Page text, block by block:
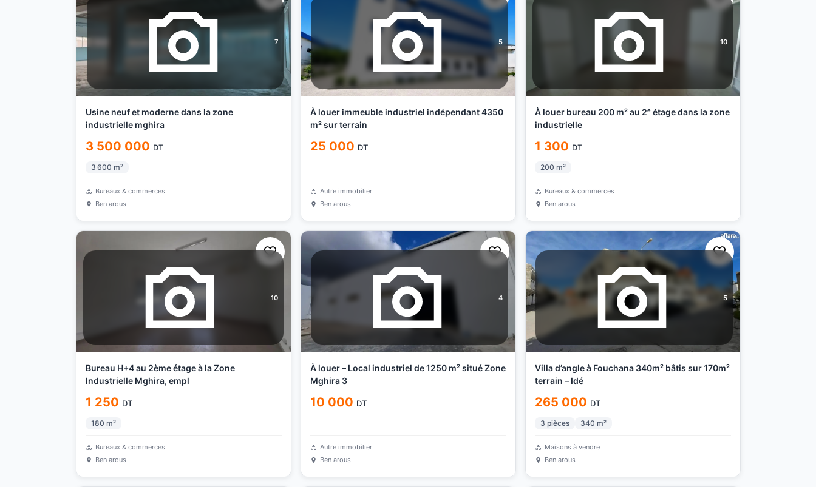
7
Usine neuf et moderne dans la zone
industrielle mghira
3 500 000 DT
3 600 m²
Bureaux & commerces
Ben arous
5
À louer immeuble industriel indépendant 4350
m² sur terrain
25 000 DT
Autre immobilier
Ben arous
10
À louer bureau 200 m² au 2ᵉ étage dans la zone
industrielle
1 300 DT
200 m²
Bureaux & commerces
Ben arous
10
Bureau H+4 au 2ème étage à la Zone
Industrielle Mghira, empl
1 250 DT
180 m²
Bureaux & commerces
Ben arous
4
À louer – Local industriel de 1250 m² situé Zone
Mghira 3
10 000 DT
Autre immobilier
Ben arous
5
Villa d’angle à Fouchana 340m² bâtis sur 170m²
terrain – Idé
265 000 DT
3 pièces 340 m²
Maisons à vendre
Ben arous